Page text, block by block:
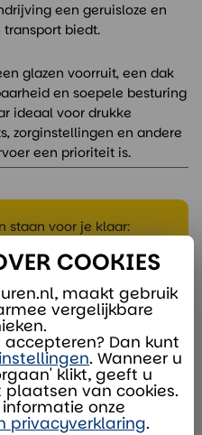
een geruisloze en
biedt.
glazen voorruit, een dak
en soepele besturing
ideaal voor drukke
zorginstellingen en andere
een prioriteit is.
staan voor je klaar:
COOKIES
maakt gebruik
vergelijkbare
Dan kunt
instellingen. Wanneer u
klikt, geeft u
van cookies.
onze
privacyverklaring.